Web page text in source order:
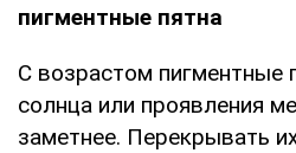
пигментные пятна
С возрастом пигментные
солнца или проявления
заметнее. Перекрывать